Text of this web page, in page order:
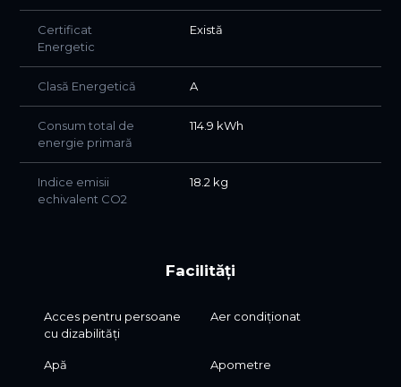
Sună-mă ACUM pentru stabilirea unei vizionări!
Certificat
Energetic
Există
Clasă Energetică A
Consum total de
energie primară
114.9 kWh
Indice emisii
echivalent CO2
18.2 kg
Facilități
Acces pentru persoane
cu dizabilități
Aer condiționat
Apă Apometre